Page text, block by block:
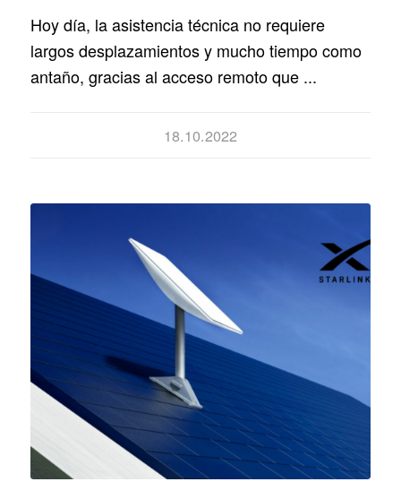
Hoy día, la asistencia técnica no requiere
largos desplazamientos y mucho tiempo como
antaño, gracias al acceso remoto que ...
18.10.2022